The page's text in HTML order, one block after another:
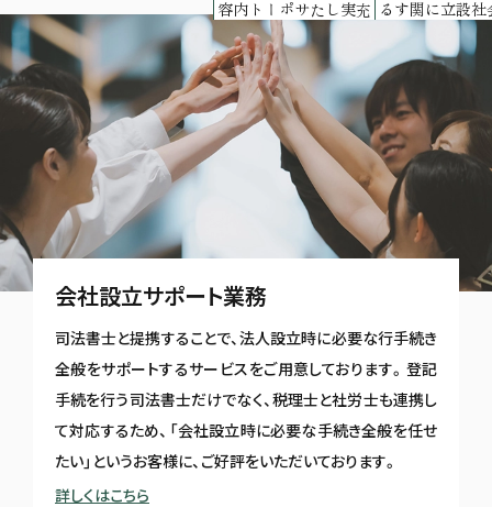
会社設立に関する
充実したサポート内容
会社設立サポート業務
司法書士と提携することで、法人設立時に必要な行手続き
全般をサポートするサービスをご用意しております。登記
手続を行う司法書士だけでなく、税理士と社労士も連携し
て対応するため、「会社設立時に必要な手続き全般を任せ
たい」というお客様に、ご好評をいただいております。
詳しくはこちら